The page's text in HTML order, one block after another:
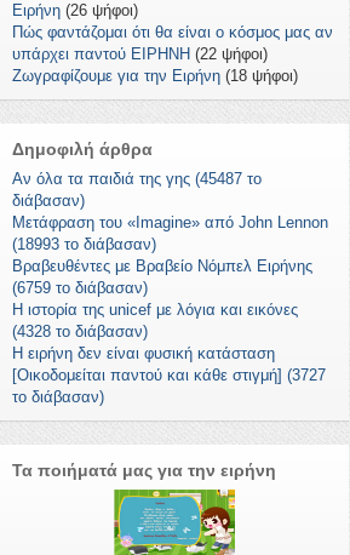
Ειρήνη (26 ψήφοι)
Πώς φαντάζομαι ότι θα είναι ο κόσμος μας αν
υπάρχει παντού ΕΙΡΗΝΗ (22 ψήφοι)
Ζωγραφίζουμε για την Ειρήνη (18 ψήφοι)
Δημοφιλή άρθρα
Αν όλα τα παιδιά της γης (45487 το
διάβασαν)
Μετάφραση του «Imagine» από John Lennon
(18993 το διάβασαν)
Βραβευθέντες με Βραβείο Νόμπελ Ειρήνης
(6759 το διάβασαν)
Η ιστορία της unicef με λόγια και εικόνες
(4328 το διάβασαν)
Η ειρήνη δεν είναι φυσική κατάσταση
[Οικοδομείται παντού και κάθε στιγμή] (3727
το διάβασαν)
Τα ποιήματά μας για την ειρήνη